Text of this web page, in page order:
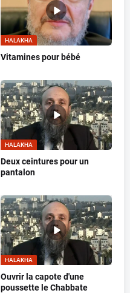
HALAKHA
Vitamines pour bébé
HALAKHA
Deux ceintures pour un
pantalon
HALAKHA
Ouvrir la capote d'une
poussette le Chabbate